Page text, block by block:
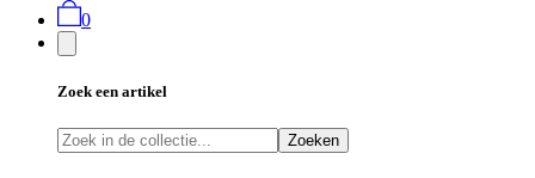
0
Zoek een artikel
Zoeken